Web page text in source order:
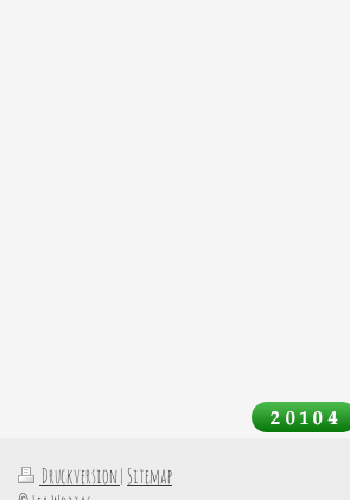
Druckversion| Sitemap